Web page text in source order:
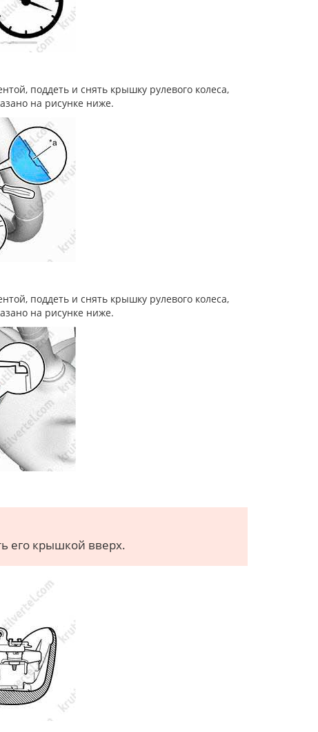
поддеть и снять крышку рулевого колеса,
на рисунке ниже.
поддеть и снять крышку рулевого колеса,
на рисунке ниже.
его крышкой вверх.